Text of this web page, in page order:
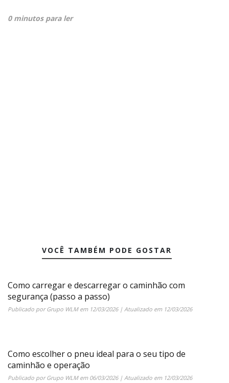
0 minutos para ler
VOCÊ TAMBÉM PODE GOSTAR
Como carregar e descarregar o caminhão com
segurança (passo a passo)
Publicado porGrupo WLMem 12/03/2026| Atualizado em 12/03/2026
Como escolher o pneu ideal para o seu tipo de
caminhão e operação
Publicado porGrupo WLMem 06/03/2026| Atualizado em 12/03/2026